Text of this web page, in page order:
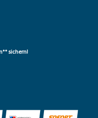
sichern!